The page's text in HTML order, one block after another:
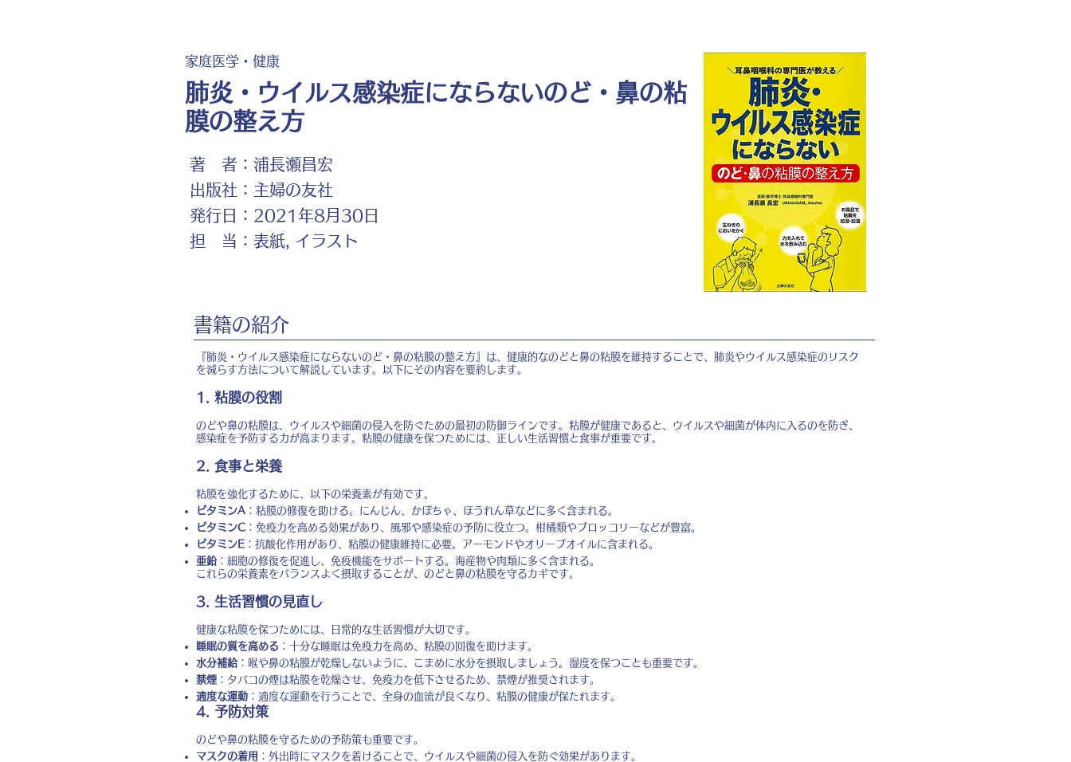
家庭医学・健康
肺炎・ウイルス感染症にならないのど・鼻の粘
膜の整え方
著 者：
出版社：
発行日：
担 当：
浦長瀬昌宏
主婦の友社
2021年8月30日
表紙, イラスト
書籍の紹介
『肺炎・ウイルス感染症にならないのど・鼻の粘膜の整え方』は、健康的なのどと鼻の粘膜を維持することで、肺炎やウイルス感染症のリスク
を減らす方法について解説しています。以下にその内容を要約します。
1. 粘膜の役割
のどや鼻の粘膜は、ウイルスや細菌の侵入を防ぐための最初の防御ラインです。粘膜が健康であると、ウイルスや細菌が体内に入るのを防ぎ、
感染症を予防する力が高まります。粘膜の健康を保つためには、正しい生活習慣と食事が重要です。
2. 食事と栄養
粘膜を強化するために、以下の栄養素が有効です。
ビタミンA ：粘膜の修復を助ける。にんじん、かぼちゃ、ほうれん草などに多く含まれる。
ビタミンC ：免疫力を高める効果があり、風邪や感染症の予防に役立つ。柑橘類やブロッコリーなどが豊富。
ビタミンE ：抗酸化作用があり、粘膜の健康維持に必要。アーモンドやオリーブオイルに含まれる。
亜鉛：細胞の修復を促進し、免疫機能をサポートする。海産物や肉類に多く含まれる。
これらの栄養素をバランスよく摂取することが、のどと鼻の粘膜を守るカギです。
3. 生活習慣の見直し
健康な粘膜を保つためには、日常的な生活習慣が大切です。
睡眠の質を高める ：十分な睡眠は免疫力を高め、粘膜の回復を助けます。
水分補給：喉や鼻の粘膜が乾燥しないように、こまめに水分を摂取しましょう。湿度を保つことも重要です。
禁煙 ：タバコの煙は粘膜を乾燥させ、免疫力を低下させるため、禁煙が推奨されます。
適度な運動 ：適度な運動を行うことで、全身の血流が良くなり、粘膜の健康が保たれます。
4. 予防対策
のどや鼻の粘膜を守るための予防策も重要です。
マスクの着用 ：外出時にマスクを着けることで、ウイルスや細菌の侵入を防ぐ効果があります。